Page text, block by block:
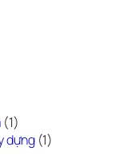
(1)
dựng(1)